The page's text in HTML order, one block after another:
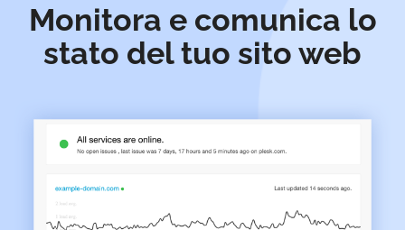
Monitora e comunica lo
stato del tuo sito web